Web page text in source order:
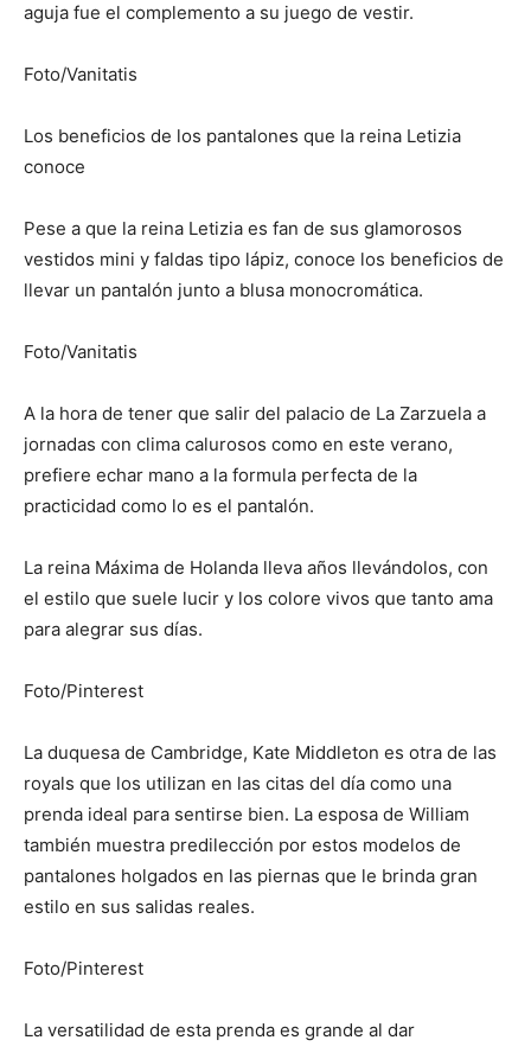
aguja fue el complemento a su juego de vestir.
Foto/Vanitatis
Los beneficios de los pantalones que la reina Letizia
conoce
Pese a que la reina Letizia es fan de sus glamorosos
vestidos mini y faldas tipo lápiz, conoce los beneficios de
llevar un pantalón junto a blusa monocromática.
Foto/Vanitatis
A la hora de tener que salir del palacio de La Zarzuela a
jornadas con clima calurosos como en este verano,
prefiere echar mano a la formula perfecta de la
practicidad como lo es el pantalón.
La reina Máxima de Holanda lleva años llevándolos, con
el estilo que suele lucir y los colore vivos que tanto ama
para alegrar sus días.
Foto/Pinterest
La duquesa de Cambridge, Kate Middleton es otra de las
royals que los utilizan en las citas del día como una
prenda ideal para sentirse bien. La esposa de William
también muestra predilección por estos modelos de
pantalones holgados en las piernas que le brinda gran
estilo en sus salidas reales.
Foto/Pinterest
La versatilidad de esta prenda es grande al dar